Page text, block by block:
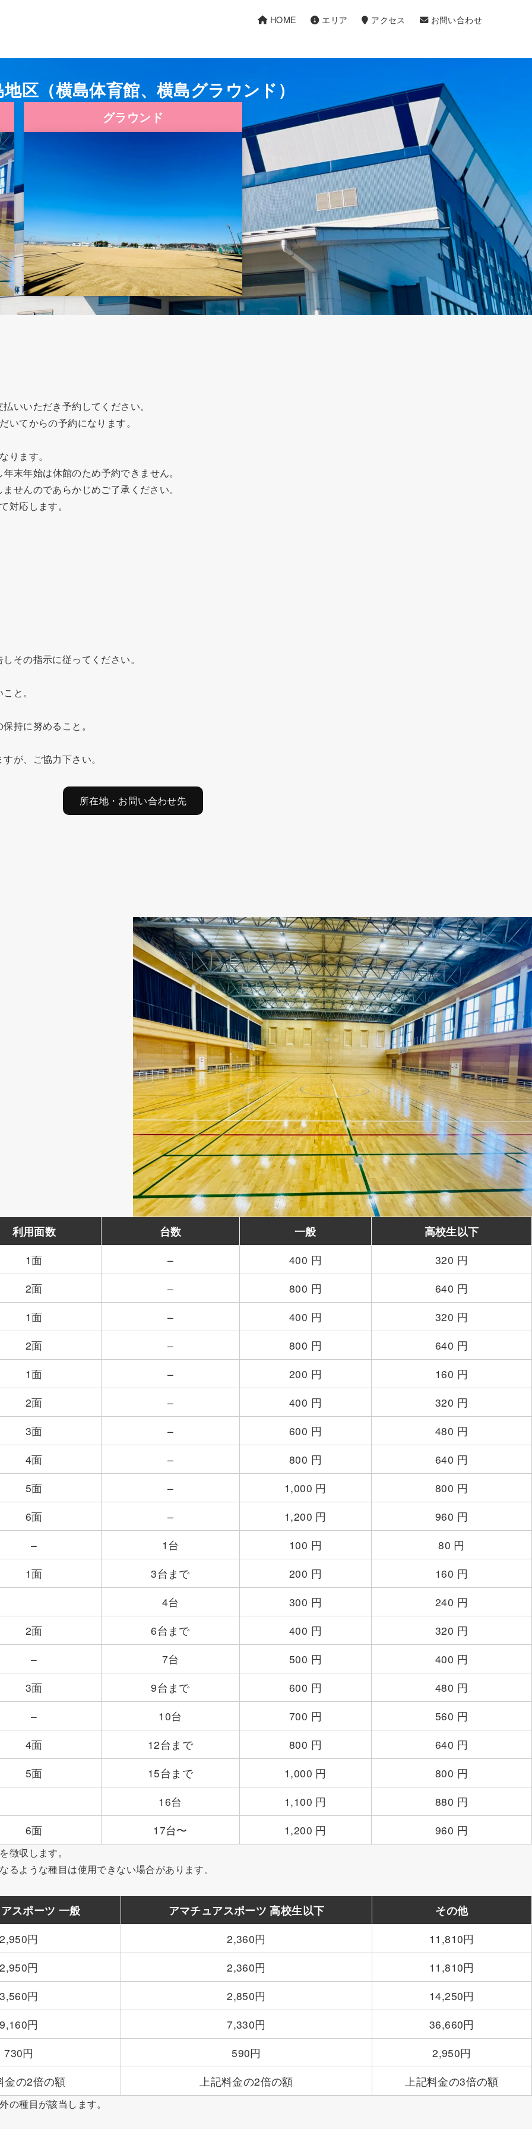
HOME エリア アクセス お問い合わせ
区（横島体育館、横島グラウンド）
グラウンド
区（横島体育館、横島グラウンド）
グラウンド
区（横島体育館、横島グラウンド）
グラウンド
いいただき予約してください。
てからの予約になります。
ります。
末年始は休館のため予約できません。
せんのであらかじめご了承ください。
対応します。
その指示に従ってください。
と。
持に努めること。
が、ご協力下さい。
所在地・お問い合わせ先
利用面数 台数 一般 高校生以下
1面 – 400 円
320 円
2面
– 800 円 640 円
1面 – 400 円
320 円
2面
– 800 円 640 円
1面 – 200 円
160 円
2面
– 400 円
320 円
3面
– 600 円
480 円
4面
– 800 円
640 円
5面
– 1,000 円
800 円
6面
– 1,200 円 960 円
– 1台 100 円
80 円
1面
3台まで 200 円
160 円
4台
300 円
240 円
2面
6台まで 400 円
320 円
–
7台 500 円
400 円
3面
9台まで 600 円
480 円
–
10台 700 円
560 円
4面
12台まで 800 円
640 円
5面
15台まで 1,000 円
800 円
16台
1,100 円
880 円
6面
17台〜 1,200 円 960 円
徴収します。
ような種目は使用できない場合があります。
スポーツ 一般 アマチュアスポーツ 高校生以下
その他
2,950円 2,360円
11,810円
2,950円 2,360円
11,810円
3,560円 2,850円
14,250円
9,160円 7,330円
36,660円
730円 590円
2,950円
金の2倍の額 上記料金の2倍の額 上記料金の3倍の額
種目が該当します。